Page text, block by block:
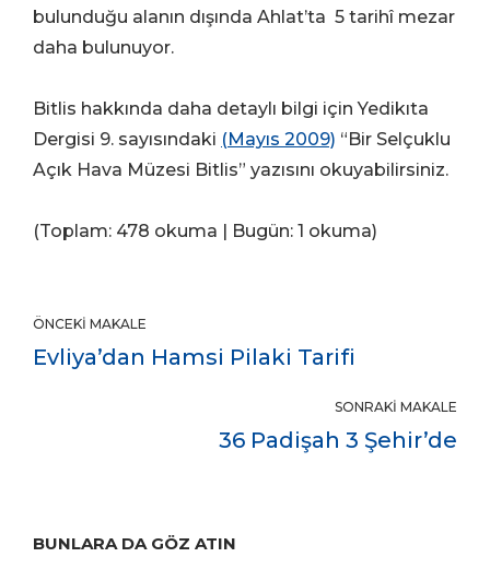
bulunduğu alanın dışında Ahlat’ta 5 tarihî mezar
daha bulunuyor.
Bitlis hakkında daha detaylı bilgi için Yedikıta
Dergisi 9. sayısındaki (Mayıs 2009) “Bir Selçuklu
Açık Hava Müzesi Bitlis” yazısını okuyabilirsiniz.
(Toplam: 478 okuma | Bugün: 1 okuma)
ÖNCEKI MAKALE
Evliya’dan Hamsi Pilaki Tarifi
SONRAKI MAKALE
36 Padişah 3 Şehir’de
BUNLARA DA GÖZ ATIN